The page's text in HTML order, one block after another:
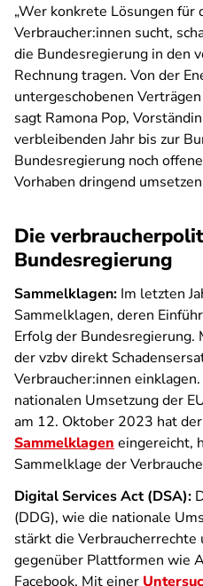
„Wer konkrete Lösungen
Verbraucher:innen sucht,
die Bundesregierung in den
Rechnung tragen. Von der
untergeschobenen
sagt Ramona Pop,
verbleibenden Jahr bis zur
Bundesregierung noch
Vorhaben dringend
Die
Bundesregierung
Sammelklagen: Im letzten
Sammelklagen, deren
Erfolg der
der vzbv direkt
Verbraucher:innen
nationalen Umsetzung der
am 12. Oktober 2023 hat
Sammelklagen eingereicht,
Sammelklage der
Digital Services Act (DSA):
(DDG), wie die nationale
stärkt die
gegenüber Plattformen wie
Facebook. Mit einer